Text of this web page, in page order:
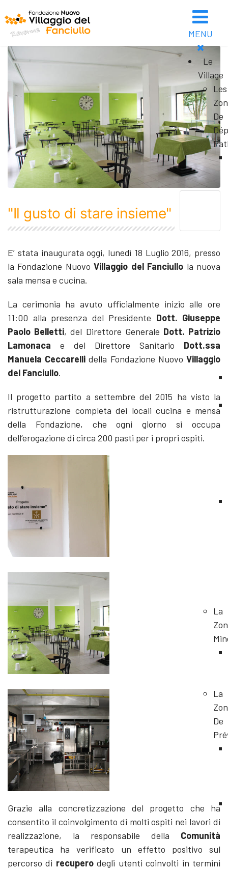
MENU
Le
Village
Les
De
La
La
De
"Il gusto di stare insieme"
E’ stata inaugurata oggi, lunedì 18 Luglio 2016, presso
la Fondazione NuovoVillaggio del Fanciullo la nuova
sala mensa e cucina.
La cerimonia ha avuto ufficialmente inizio alle ore
11:00 alla presenza del Presidente Dott. Giuseppe
Paolo Belletti, del Direttore Generale Dott. Patrizio
Lamonaca e del Direttore Sanitario Dott.ssa
Manuela Ceccarelli della Fondazione NuovoVillaggio
del Fanciullo.
Il progetto partito a settembre del 2015 ha visto la
ristrutturazione completa dei locali cucina e mensa
della Fondazione, che ogni giorno si occupa
dell’erogazione di circa 200 pasti per i propri ospiti.
Grazie alla concretizzazione del progetto che ha
consentito il coinvolgimento di molti ospiti nei lavori di
realizzazione, la responsabile della Comunità
terapeutica ha verificato un effetto positivo sul
percorso di recuperodegli utenti coinvolti in termini